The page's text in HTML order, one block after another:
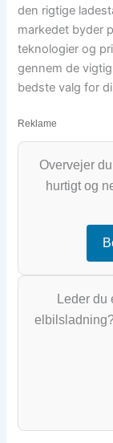
den rigtige
markedet byder
teknologier og
gennem de
bedste valg for
Reklame
Overvejer
hurtigt og
Leder du